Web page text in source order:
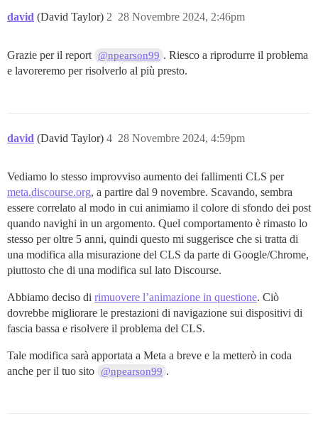
david (David Taylor) 28 Novembre 2024, 2:46pm
2
Grazie per il report @npearson99 . Riesco a riprodurre il problema
e lavoreremo per risolverlo al più presto.
david (David Taylor) 28 Novembre 2024, 4:59pm
4
Vediamo lo stesso improvviso aumento dei fallimenti CLS per
meta.discourse.org, a partire dal 9 novembre. Scavando, sembra
essere correlato al modo in cui animiamo il colore di sfondo dei post
quando navighi in un argomento. Quel comportamento è rimasto lo
stesso per oltre 5 anni, quindi questo mi suggerisce che si tratta di
una modifica alla misurazione del CLS da parte di Google/Chrome,
piuttosto che di una modifica sul lato Discourse.
Abbiamo deciso di rimuovere l’animazione in questione. Ciò
dovrebbe migliorare le prestazioni di navigazione sui dispositivi di
fascia bassa e risolvere il problema del CLS.
Tale modifica sarà apportata a Meta a breve e la metterò in coda
anche per il tuo sito @npearson99 .